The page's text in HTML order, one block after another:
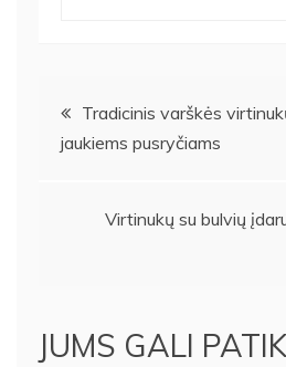
Navigacija
tarp
įrašų
Tradicinis varškės
jaukiems pusryčiams
Virtinukų su bulvių
JUMS GALI